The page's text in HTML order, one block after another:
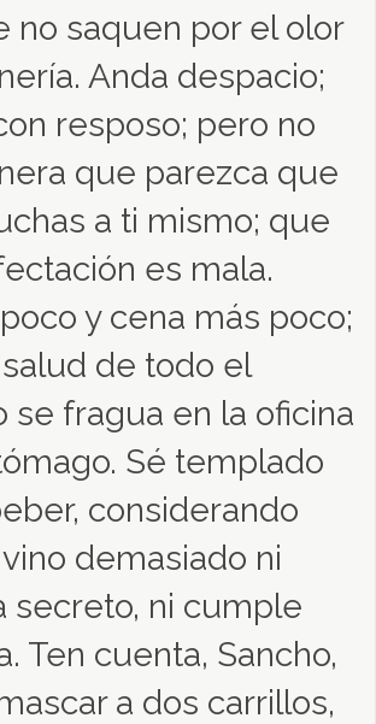
no saquen por el olor
Anda despacio;
resposo; pero no
que parezca que
a ti mismo; que
es mala.
y cena más poco;
de todo el
se fragua en la oficina
Sé templado
considerando
demasiado ni
secreto, ni cumple
Ten cuenta, Sancho,
a dos carrillos,